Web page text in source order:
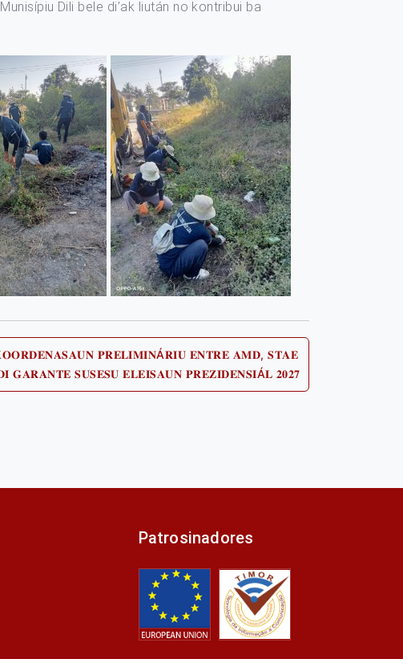
Dili bele di’ak liután no kontribui ba
Next
post:
𝐏𝐑𝐄𝐋𝐈𝐌𝐈𝐍Á𝐑𝐈𝐔 𝐄𝐍𝐓𝐑𝐄 𝐀𝐌𝐃, 𝐒𝐓𝐀𝐄
𝐆𝐀𝐑𝐀𝐍𝐓𝐄 𝐒𝐔𝐒𝐄𝐒𝐔 𝐄𝐋𝐄𝐈𝐒𝐀𝐔𝐍 𝐏𝐑𝐄𝐙𝐈𝐃𝐄𝐍𝐒𝐈Á𝐋 𝟐𝟎𝟐𝟕
Patrosinadores